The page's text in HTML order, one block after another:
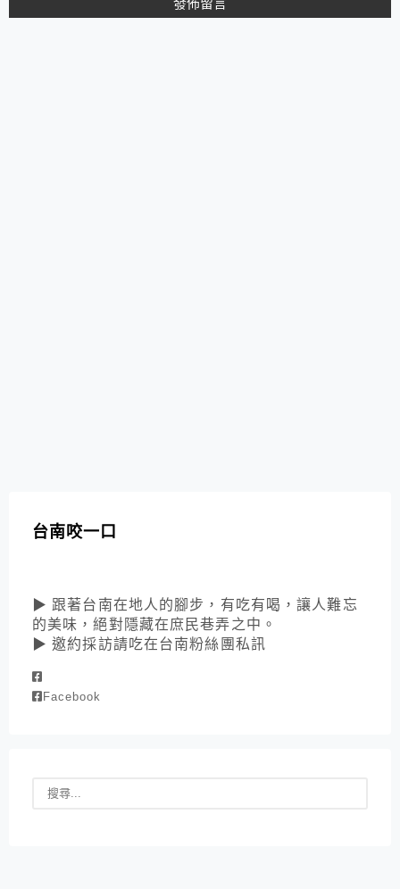
台南咬一口
▶ 跟著台南在地人的腳步，有吃有喝，讓人難忘
的美味，絕對隱藏在庶民巷弄之中。
▶ 邀約採訪請吃在台南粉絲團私訊
Facebook